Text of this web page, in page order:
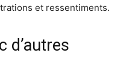
et ressentiments.
d’autres